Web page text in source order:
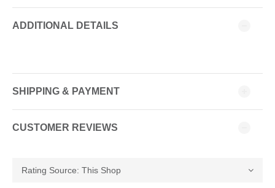
ADDITIONAL DETAILS
SHIPPING & PAYMENT
CUSTOMER REVIEWS